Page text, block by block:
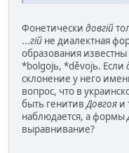
Фонетически довгій
...гій не диалектная
образования
*bolgojь, *děvojь. Если
склонение у него
вопрос, что в
быть генитивДовгоя и
наблюдается, а формы
выравнивание?